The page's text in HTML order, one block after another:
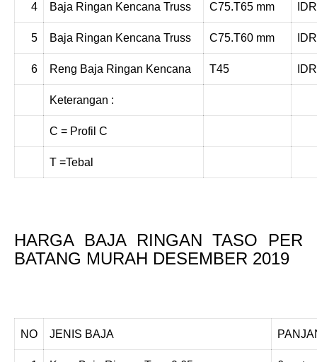
4 Baja Ringan Kencana Truss C75.T65 mm
5 Baja Ringan Kencana Truss C75.T60 mm
6 Reng Baja Ringan Kencana T45
Keterangan :
C = Profil C
T =Tebal
HARGA BAJA RINGAN TASO PER
BATANG MURAH DESEMBER 2019
NO JENIS BAJA